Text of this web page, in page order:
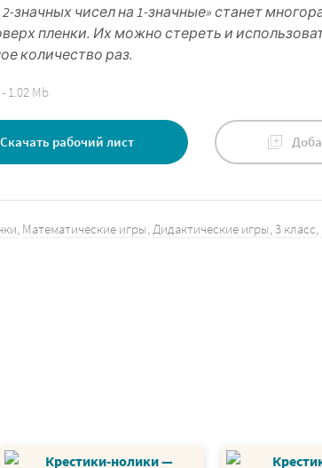
значных чисел на 1-значные» станет
пленки. Их можно стереть и
количество раз.
1.02 Mb
Скачать рабочий лист
Математические игры Дидактические игры 3 класс